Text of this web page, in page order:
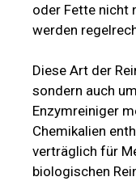
oder Fette nicht
werden
Diese Art der
sondern auch
Enzymreiniger
Chemikalien
verträglich für
biologischen